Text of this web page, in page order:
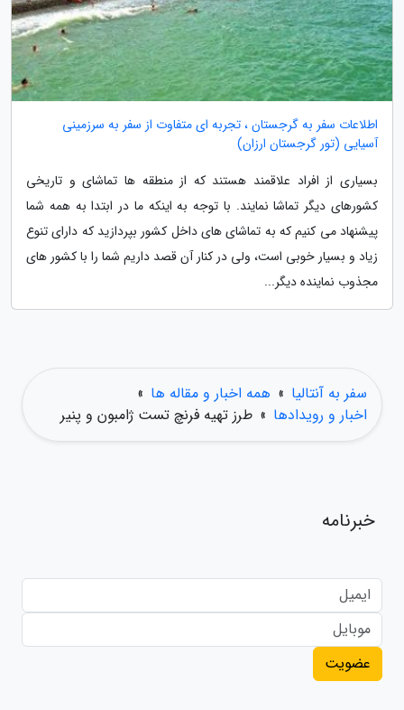
اطلاعات سفر به گرجستان ، تجربه ای متفاوت از سفر به سرزمینی
آسیایی (تور گرجستان ارزان)
بسیاری از افراد علاقمند هستند که از منطقه ها تماشای و تاریخی
کشورهای دیگر تماشا نمایند. با توجه به اینکه ما در ابتدا به همه شما
پیشنهاد می کنیم که به تماشای های داخل کشور بپردازید که دارای تنوع
زیاد و بسیار خوبی است، ولی در کنار آن قصد داریم شما را با کشور های
مجذوب نماینده دیگر...
سفر به آنتالیا » همه اخبار و مقاله ها »
اخبار و رویدادها » طرز تهیه فرنچ تست ژامبون و پنیر
خبرنامه
عضویت